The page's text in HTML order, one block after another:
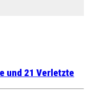
und 21 Verletzte